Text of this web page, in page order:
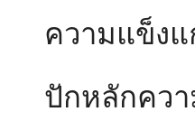
ความแข็งแ
ปักหลักคว